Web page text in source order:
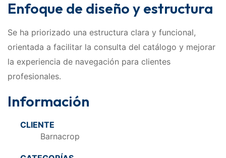
Enfoque de diseño y estructura
Se ha priorizado una estructura clara y funcional,
orientada a facilitar la consulta del catálogo y mejorar
la experiencia de navegación para clientes
profesionales.
Información
CLIENTE
Barnacrop